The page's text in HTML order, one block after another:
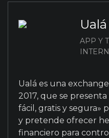
Ualá
APP Y
Ualá es una
2017, que se
fácil, gratis y segura»
y pretende ofrecer
financiero para